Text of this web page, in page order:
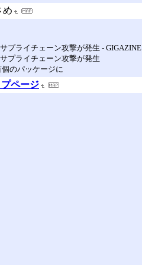
め
プライチェーン攻撃が発生 - GIGAZINE
プライチェーン攻撃が発生
のパッケージに
ページ